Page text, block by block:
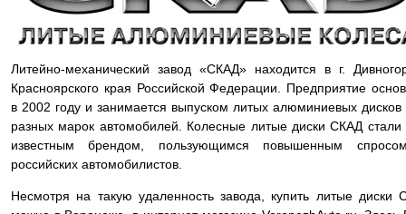
Литейно-механический завод «СКАД» находится в г.
Красноярского края Российской Федерации. Предприятие
в 2002 году и занимается выпуском литых алюминиевых дисков
разных марок автомобилей. Колесные литые диски СКАД стали
известным брендом, пользующимся повышенным
российских автомобилистов.
Несмотря на такую удаленность завода, купить литые диски